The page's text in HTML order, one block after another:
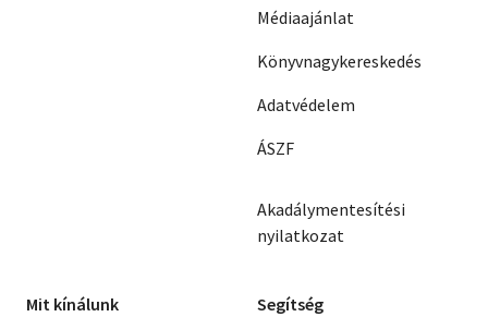
Médiaajánlat
Könyvnagykereskedés
Adatvédelem
ÁSZF
Akadálymentesítési
nyilatkozat
Mit kínálunk Segítség